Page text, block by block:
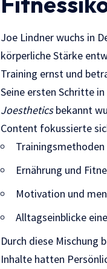
Joe Lindner wuchs in
körperliche Stärke
Training ernst und
Seine ersten Schritte
Joestheticsbekannt
Content fokussierte
Trainingsmethoden
Ernährung und
Motivation und
Alltagseinblicke
Durch diese Mischung
Inhalte hatten